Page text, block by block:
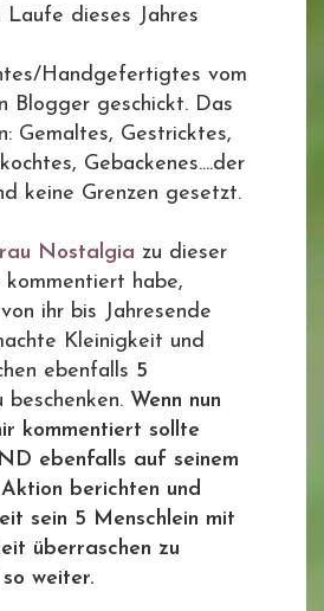
Laufe dieses Jahres
Handgefertigtes vom
Blogger geschickt. Das
Gemaltes, Gestricktes,
Gebackenes....der
keine Grenzen gesetzt.
Nostalgia zu dieser
habe,
ihr bis Jahresende
Kleinigkeit und
ebenfalls 5
beschenken. Wenn nun
kommentiert sollte
ebenfalls auf seinem
berichten und
sein 5 Menschlein mit
überraschen zu
weiter.